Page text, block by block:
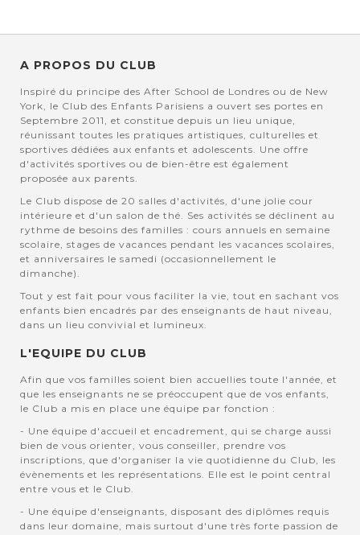
A PROPOS DU CLUB
Inspiré du principe des After School de Londres ou de New
York, le Club des Enfants Parisiens a ouvert ses portes en
Septembre 2011, et constitue depuis un lieu unique,
réunissant toutes les pratiques artistiques, culturelles et
sportives dédiées aux enfants et adolescents. Une offre
d'activités sportives ou de bien-être est également
proposée aux parents.
Le Club dispose de 20 salles d'activités, d'une jolie cour
intérieure et d'un salon de thé. Ses activités se déclinent au
rythme de besoins des familles : cours annuels en semaine
scolaire, stages de vacances pendant les vacances scolaires,
et anniversaires le samedi (occasionnellement le
dimanche).
Tout y est fait pour vous faciliter la vie, tout en sachant vos
enfants bien encadrés par des enseignants de haut niveau,
dans un lieu convivial et lumineux.
L'EQUIPE DU CLUB
Afin que vos familles soient bien accuellies toute l'année, et
que les enseignants ne se préoccupent que de vos enfants,
le Club a mis en place une équipe par fonction :
- Une équipe d'accueil et encadrement, qui se charge aussi
bien de vous orienter, vous conseiller, prendre vos
inscriptions, que d'organiser la vie quotidienne du Club, les
évènements et les représentations. Elle est le point central
entre vous et le Club.
- Une équipe d'enseignants, disposant des diplômes requis
dans leur domaine, mais surtout d'une très forte passion de